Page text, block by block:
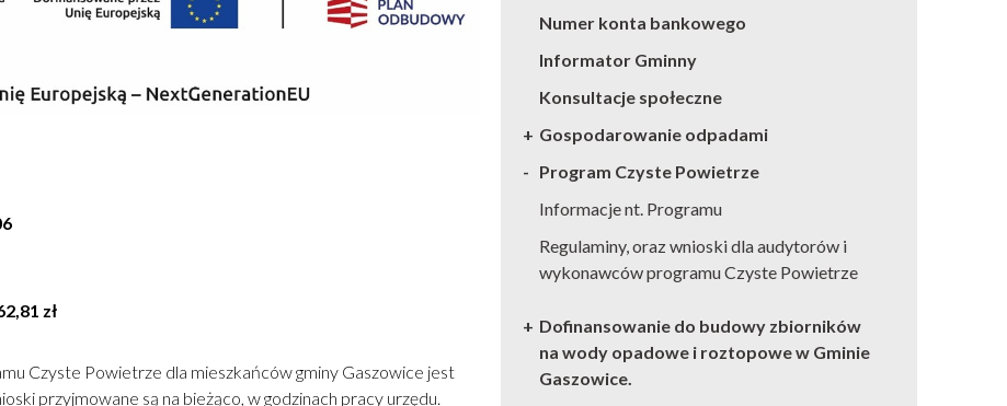
zł
Czyste Powietrze dla mieszkańców gminy Gaszowice jest
przyjmowane są na bieżąco, w godzinach pracy urzędu.
Numer konta bankowego
Informator Gminny
Konsultacje społeczne
Gospodarowanie odpadami
Program Czyste Powietrze
Informacje nt. Programu
Regulaminy, oraz wnioski dla audytorów i
wykonawców programu Czyste Powietrze
Dofinansowanie do budowy zbiorników
na wody opadowe i roztopowe w Gminie
Gaszowice.